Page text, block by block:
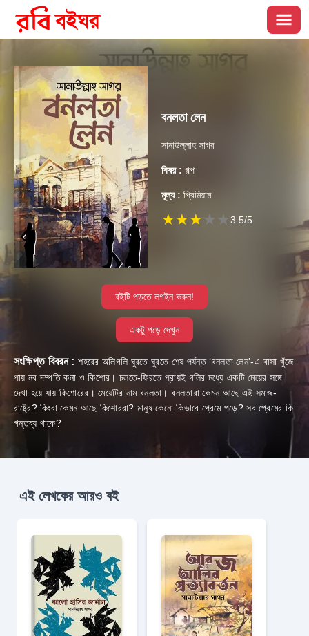
বনলতা লেন
সানাউল্লাহ সাগর
বিষয় : গল্প
মূল্য : প্রিমিয়াম
★★★★ ★3.5/5
বইটি পড়তে লগইন করুন!
একটু পড়ে দেখুন
সংক্ষিপ্ত বিবরন : শহরের অলিগলি ঘুরতে ঘুরতে শেষ পর্যন্ত ‘বনলতা লেন’-এ বাসা খুঁজে
পায় নব দম্পতি কনা ও কিশোর। চলতে-ফিরতে প্রায়ই গলির মধ্যে একটি মেয়ের সঙ্গে
দেখা হয়ে যায় কিশোরের। মেয়েটির নাম বনলতা। বনলতারা কেমন আছে এই সমাজ-
রাষ্ট্রে? কিংবা কেমন আছে কিশোররা? মানুষ কেনো কিভাবে প্রেমে পড়ে? সব প্রেমের কি
গন্তব্য থাকে?
এই লেখকের আরও বই